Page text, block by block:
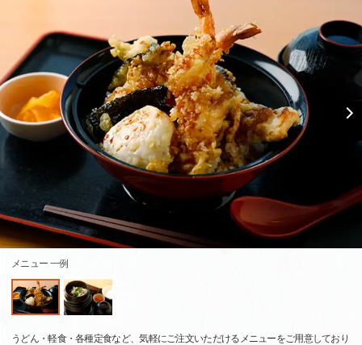
メニュー 一例
うどん・軽食・各種定食など、気軽にご注文いただけるメニューをご用意しており